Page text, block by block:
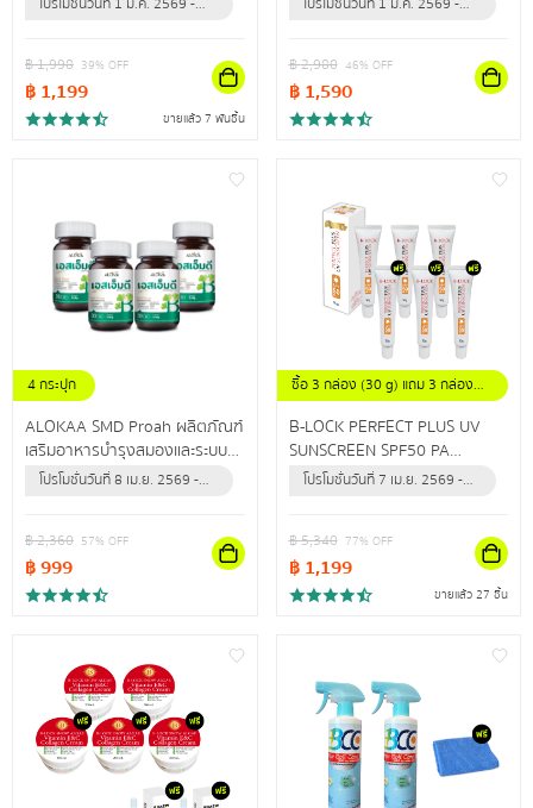
฿1,998 39% OFF
฿1,199
ขายแล้ว 7 พันชิ้น
฿2,980 46% OFF
฿1,590
4 กระปุก
ALOKAA SMD Proah ผลิตภัณฑ์
เสริมอาหารบำรุงสมองและระบบ
ประสาท
โปรโมชั่นวันที่ 8 เม.ย. 2569 -
฿2,360 57% OFF
฿999
ซื้อ 3 กล่อง (30 g) แถม 3 กล่อง
(30 g)
B-LOCK PERFECT PLUS UV
SUNSCREEN SPF50 PA
+++ผลิตภัณฑ์ป้องกันแสงแดด
โปรโมชั่นวันที่ 7 เม.ย. 2569 -
฿5,340 77% OFF
฿1,199
ขายแล้ว 27 ชิ้น